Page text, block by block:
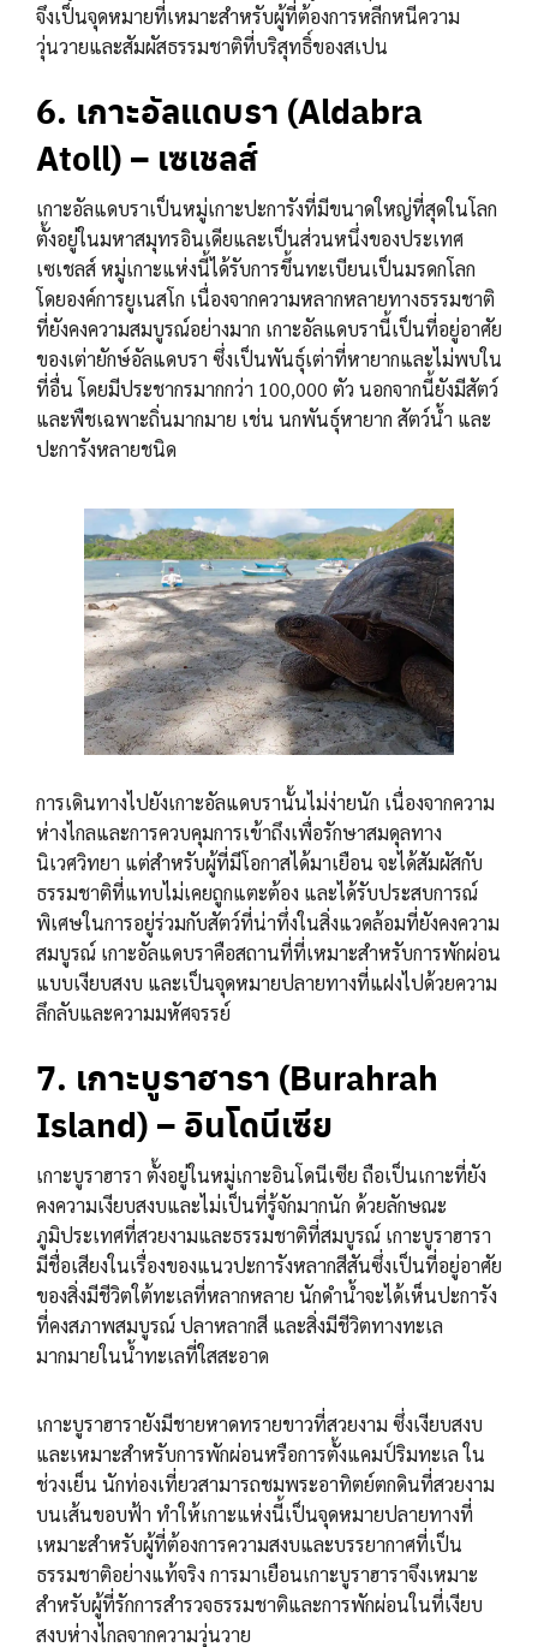
จึงเป็นจุดหมายที่เหมาะสำหรับผู้ที่ต้องการหลีกหนีความ
วุ่นวายและสัมผัสธรรมชาติที่บริสุทธิ์ของสเปน
6. เกาะอัลแดบรา (Aldabra
Atoll) – เซเชลส์
เกาะอัลแดบราเป็นหมู่เกาะปะการังที่มีขนาดใหญ่ที่สุดในโลก
ตั้งอยู่ในมหาสมุทรอินเดียและเป็นส่วนหนึ่งของประเทศ
เซเชลส์ หมู่เกาะแห่งนี้ได้รับการขึ้นทะเบียนเป็นมรดกโลก
โดยองค์การยูเนสโก เนื่องจากความหลากหลายทางธรรมชาติ
ที่ยังคงความสมบูรณ์อย่างมาก เกาะอัลแดบรานี้เป็นที่อยู่อาศัย
ของเต่ายักษ์อัลแดบรา ซึ่งเป็นพันธุ์เต่าที่หายากและไม่พบใน
ที่อื่น โดยมีประชากรมากกว่า 100,000 ตัว นอกจากนี้ยังมีสัตว์
และพืชเฉพาะถิ่นมากมาย เช่น นกพันธุ์หายาก สัตว์น้ำ และ
ปะการังหลายชนิด
การเดินทางไปยังเกาะอัลแดบรานั้นไม่ง่ายนัก เนื่องจากความ
ห่างไกลและการควบคุมการเข้าถึงเพื่อรักษาสมดุลทาง
นิเวศวิทยา แต่สำหรับผู้ที่มีโอกาสได้มาเยือน จะได้สัมผัสกับ
ธรรมชาติที่แทบไม่เคยถูกแตะต้อง และได้รับประสบการณ์
พิเศษในการอยู่ร่วมกับสัตว์ที่น่าทึ่งในสิ่งแวดล้อมที่ยังคงความ
สมบูรณ์ เกาะอัลแดบราคือสถานที่ที่เหมาะสำหรับการพักผ่อน
แบบเงียบสงบ และเป็นจุดหมายปลายทางที่แฝงไปด้วยความ
ลึกลับและความมหัศจรรย์
7. เกาะบูราฮารา (Burahrah
Island) – อินโดนีเซีย
เกาะบูราฮารา ตั้งอยู่ในหมู่เกาะอินโดนีเซีย ถือเป็นเกาะที่ยัง
คงความเงียบสงบและไม่เป็นที่รู้จักมากนัก ด้วยลักษณะ
ภูมิประเทศที่สวยงามและธรรมชาติที่สมบูรณ์ เกาะบูราฮารา
มีชื่อเสียงในเรื่องของแนวปะการังหลากสีสันซึ่งเป็นที่อยู่อาศัย
ของสิ่งมีชีวิตใต้ทะเลที่หลากหลาย นักดำน้ำจะได้เห็นปะการัง
ที่คงสภาพสมบูรณ์ ปลาหลากสี และสิ่งมีชีวิตทางทะเล
มากมายในน้ำทะเลที่ใสสะอาด
เกาะบูราฮารายังมีชายหาดทรายขาวที่สวยงาม ซึ่งเงียบสงบ
และเหมาะสำหรับการพักผ่อนหรือการตั้งแคมป์ริมทะเล ใน
ช่วงเย็น นักท่องเที่ยวสามารถชมพระอาทิตย์ตกดินที่สวยงาม
บนเส้นขอบฟ้า ทำให้เกาะแห่งนี้เป็นจุดหมายปลายทางที่
เหมาะสำหรับผู้ที่ต้องการความสงบและบรรยากาศที่เป็น
ธรรมชาติอย่างแท้จริง การมาเยือนเกาะบูราฮาราจึงเหมาะ
สำหรับผู้ที่รักการสำรวจธรรมชาติและการพักผ่อนในที่เงียบ
สงบห่างไกลจากความวุ่นวาย